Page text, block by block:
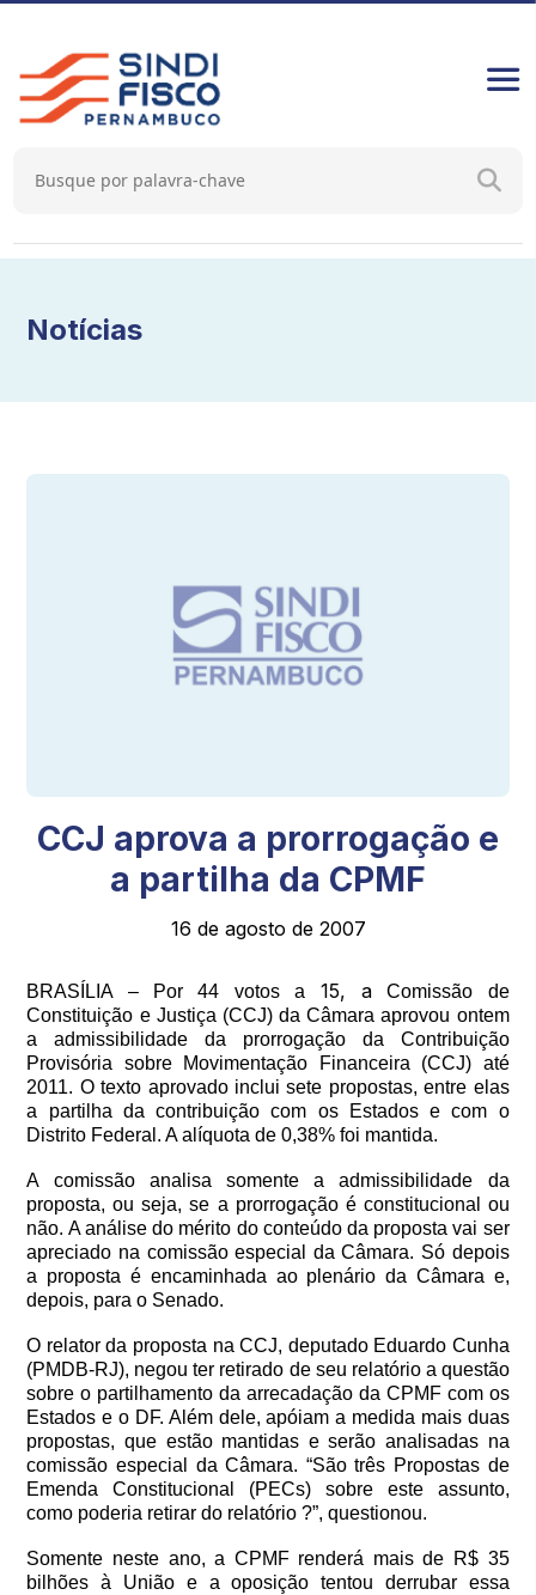
Notícias
CCJ aprova a prorrogação e
a partilha da CPMF
16 de agosto de 2007
BRASÍLIA – Por 44 votos a 15, aComissão de
Constituição e Justiça (CCJ) da Câmara aprovou ontem
a admissibilidade da prorrogação da Contribuição
Provisória sobre Movimentação Financeira (CCJ) até
2011. O texto aprovado inclui sete propostas, entre elas
a partilha da contribuição com os Estados e com o
Distrito Federal. A alíquota de 0,38% foi mantida.
A comissão analisa somente a admissibilidade da
proposta, ou seja, se a prorrogação é constitucional ou
não. A análise do mérito do conteúdo da proposta vai ser
apreciado na comissão especial da Câmara. Só depois
a proposta é encaminhada ao plenário da Câmara e,
depois, para o Senado.
O relator da proposta na CCJ, deputado Eduardo Cunha
(PMDB-RJ), negou ter retirado de seu relatório a questão
sobre o partilhamento da arrecadação da CPMF com os
Estados e o DF. Além dele, apóiam a medida mais duas
propostas, que estão mantidas e serão analisadas na
comissão especial da Câmara. “São três Propostas de
Emenda Constitucional (PECs) sobre este assunto,
como poderia retirar do relatório ?”, questionou.
Somente neste ano, a CPMF renderá mais de R$ 35
bilhões à União e a oposição tentou derrubar essa